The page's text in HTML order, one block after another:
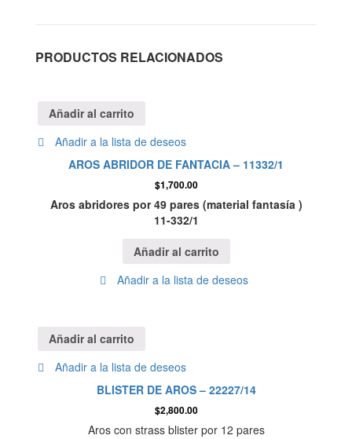
PRODUCTOS RELACIONADOS
Añadir al carrito
Añadir a la lista de deseos
AROS ABRIDOR DE FANTACIA – 11332/1
$1,700.00
Aros abridores por 49 pares (material fantasía )
11-332/1
Añadir al carrito
Añadir a la lista de deseos
Añadir al carrito
Añadir a la lista de deseos
BLISTER DE AROS – 22227/14
$2,800.00
Aros con strass blister por 12 pares